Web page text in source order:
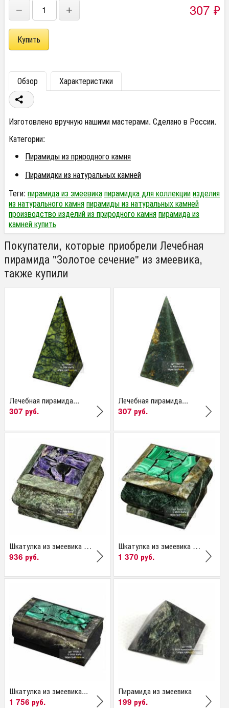
− + 307 ₽
Обзор Характеристики
Изготовлено вручную нашими мастерами. Сделано в России.
Категории:
Пирамиды из природного камня
Пирамидки из натуральных камней
Теги: пирамида из змеевикапирамидка для коллекцииизделия
из натурального камняпирамиды из натуральных камней
производство изделий из природного камняпирамида из
камней купить
Покупатели, которые приобрели Лечебная
пирамида "Золотое сечение" из змеевика,
также купили
Лечебная пирамида...
307 руб.
Лечебная пирамида...
307 руб.
Шкатулка из змеевика и...
936 руб.
Шкатулка из змеевика и...
1 370 руб.
Шкатулка из змеевика...
1 756 руб.
Пирамида из змеевика
199 руб.